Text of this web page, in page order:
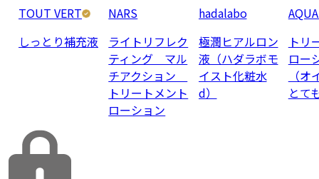
TOUT VERT
しっとり補充液
NARS
ライトリフレク
ティング マル
チアクション
トリートメント
ローション
hadalabo
極潤ヒアルロン
液（ハダラボモ
イスト化粧水
d）
トリ
ロ
（
とて